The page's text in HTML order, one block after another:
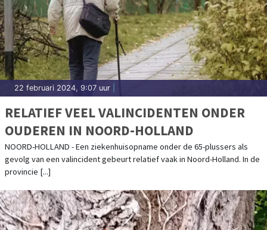
22 februari 2024, 9:07 uur
RELATIEF VEEL VALINCIDENTEN ONDER
OUDEREN IN NOORD-HOLLAND
NOORD-HOLLAND - Een ziekenhuisopname onder de 65-plussers als
gevolg van een valincident gebeurt relatief vaak in Noord-Holland. In de
provincie [...]